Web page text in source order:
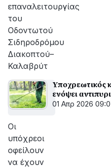
επαναλειτουργίας
του
Οδοντωτού
Σιδηροδρόμου
Διακοπτού–
Καλαβρύτ
Υποχρεωτικός
ενόψει
01 Απρ 2026
Oι
υπόχρεοι
οφείλουν
να έχουν